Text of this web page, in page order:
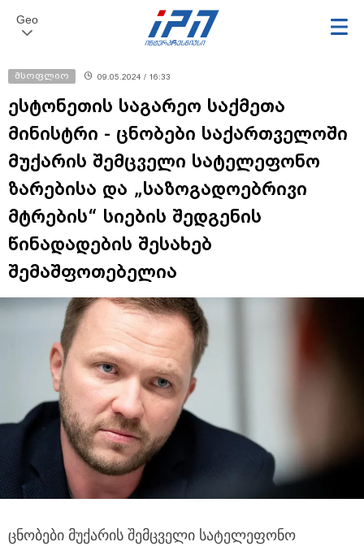
Geo
მსოფლიო 09.05.2024 / 16:33
ესტონეთის საგარეო საქმეთა
მინისტრი - ცნობები საქართველოში
მუქარის შემცველი სატელეფონო
ზარებისა და „საზოგადოებრივი
მტრების“ სიების შედგენის
წინადადების შესახებ
შემაშფოთებელია
ცნობები მუქარის შემცველი სატელეფონო